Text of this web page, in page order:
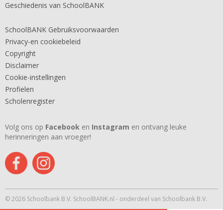
Geschiedenis van SchoolBANK
SchoolBANK Gebruiksvoorwaarden
Privacy-en cookiebeleid
Copyright
Disclaimer
Cookie-instellingen
Profielen
Scholenregister
Volg ons op Facebook en Instagram en ontvang leuke
herinneringen aan vroeger!
© 2026 Schoolbank B.V. SchoolBANK.nl - onderdeel van Schoolbank B.V.